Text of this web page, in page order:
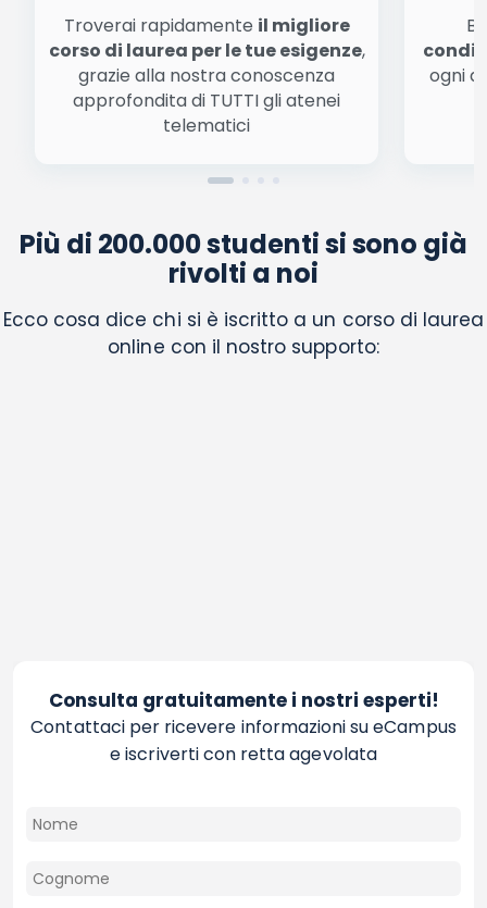
Troverai rapidamente il migliore
corso di laurea per le tue esigenze,
grazie alla nostra conoscenza
approfondita di TUTTI gli atenei
telematici
ogni
Più di 200.000 studenti si sono già
rivolti a noi
Ecco cosa dice chi si è iscritto a un corso di laurea
online con il nostro supporto:
Consulta gratuitamente i nostri esperti!
Contattaci per ricevere informazioni su eCampus
e iscriverti con retta agevolata